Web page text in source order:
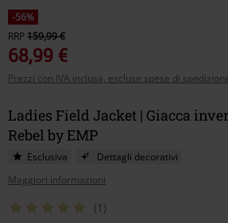
-56%
RRP159,99 €
68,99 €
Prezzi con IVA inclusa, escluse spese di
Ladies Field Jacket | Giacca
Rebel by EMP
Esclusiva
Dettagli decorativi
Maggiori informazioni
(1)